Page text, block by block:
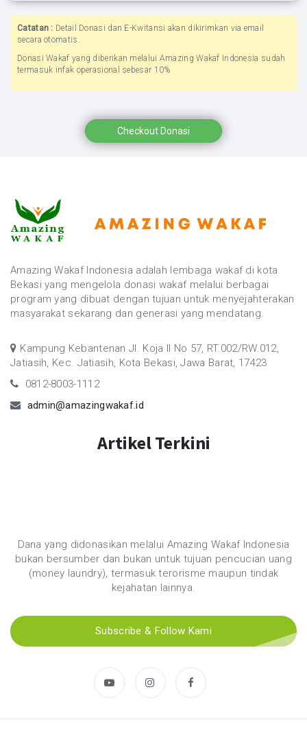
Catatan : Detail Donasi dan E-Kwitansi akan dikirimkan via email
secara otomatis.
Donasi Wakaf yang diberikan melalui Amazing Wakaf Indonesia sudah
termasuk infak operasional sebesar 10%
Checkout Donasi
Amazing Wakaf Indonesia adalah lembaga wakaf di kota
Bekasi yang mengelola donasi wakaf melalui berbagai
program yang dibuat dengan tujuan untuk menyejahterakan
masyarakat sekarang dan generasi yang mendatang.
Kampung Kebantenan Jl. Koja II No 57, RT.002/RW.012,
Jatiasih, Kec. Jatiasih, Kota Bekasi, Jawa Barat, 17423
0812-8003-1112
admin@amazingwakaf.id
Artikel Terkini
Dana yang didonasikan melalui Amazing Wakaf Indonesia
bukan bersumber dan bukan untuk tujuan pencucian uang
(money laundry), termasuk terorisme maupun tindak
kejahatan lainnya.
Subscribe & Follow Kami